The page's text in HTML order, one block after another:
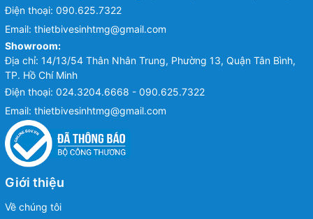
Điện thoại: 090.625.7322
Email: thietbivesinhtmg@gmail.com
Showroom:
Địa chỉ: 14/13/54 Thân Nhân Trung, Phường 13, Quận Tân Bình,
TP. Hồ Chí Minh
Điện thoại: 024.3204.6668 - 090.625.7322
Email: thietbivesinhtmg@gmail.com
Giới thiệu
Về chúng tôi